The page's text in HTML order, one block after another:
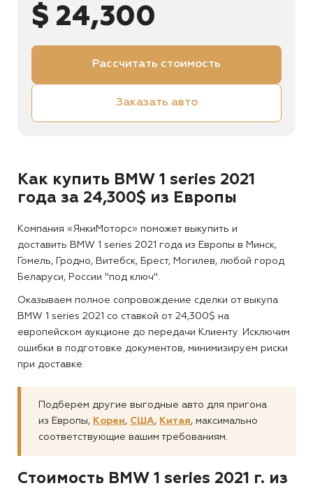
$ 24,300
Рассчитать стоимость
Заказать авто
Как купить BMW 1 series 2021
года за 24,300$ из Европы
Компания «ЯнкиМоторс» поможет выкупить и
доставить BMW 1 series 2021 года из Европы в Минск,
Гомель, Гродно, Витебск, Брест, Могилев, любой город
Беларуси, России "под ключ".
Оказываем полное сопровождение сделки от выкупа
BMW 1 series 2021 со ставкой от 24,300$ на
европейском аукционе до передачи Клиенту. Исключим
ошибки в подготовке документов, минимизируем риски
при доставке.
Подберем другие выгодные авто для пригона
из Европы, Кореи, США, Китая, максимально
соответствующие вашим требованиям.
Стоимость BMW 1 series 2021 г. из